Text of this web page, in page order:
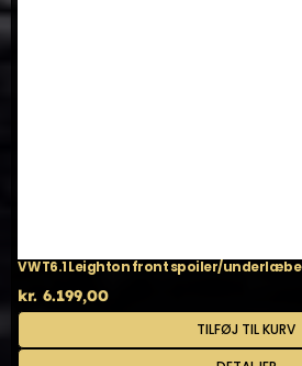
VW T6.1 Leighton front spoiler/underlæbe
kr. 6.199,00
TILFØJ TIL KURV